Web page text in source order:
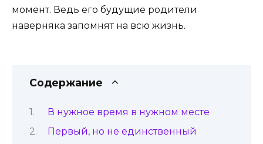
момент. Ведь его будущие родители
наверняка запомнят на всю жизнь.
Содержание
В нужное время в нужном месте
Первый, но не единственный